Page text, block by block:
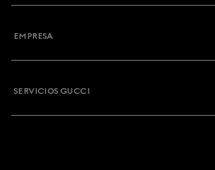
EMPRESA
SERVICIOS GUCCI